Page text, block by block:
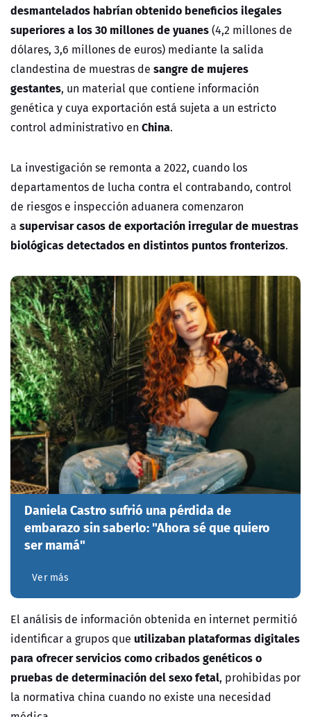
desmantelados habrían obtenido beneficios ilegales
superiores a los 30 millones de yuanes(4,2 millones de
dólares, 3,6 millones de euros) mediante la salida
clandestina de muestras de sangre de mujeres
gestantes, un material que contiene información
genética y cuya exportación está sujeta a un estricto
control administrativo en China.
La investigación se remonta a 2022, cuando los
departamentos de lucha contra el contrabando, control
de riesgos e inspección aduanera comenzaron
a supervisar casos de exportación irregular de muestras
biológicas detectados en distintos puntos fronterizos.
Daniela Castro sufrió una pérdida de
embarazo sin saberlo: "Ahora sé que quiero
ser mamá"
Ver más
El análisis de información obtenida en internet permitió
identificar a grupos que utilizaban plataformas digitales
para ofrecer servicioscomo cribados genéticos o
pruebas de determinación del sexo fetal, prohibidas por
la normativa china cuando no existe una necesidad